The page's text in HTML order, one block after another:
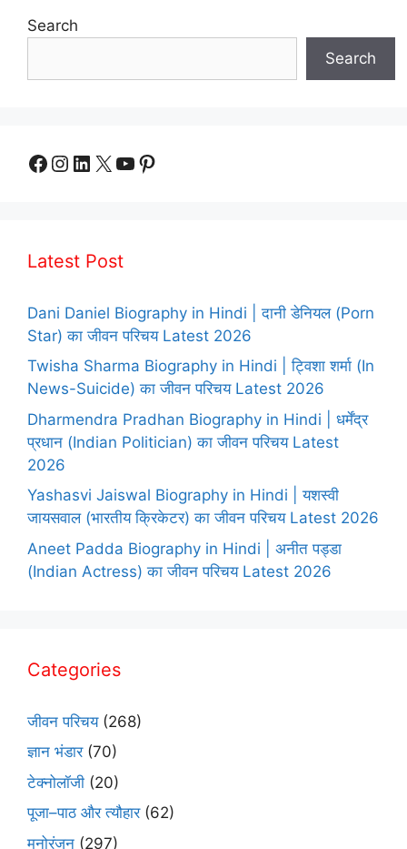
Search
Search
Facebook
Instagram
LinkedIn
X YouTube
Pinterest
Latest Post
Dani Daniel Biography in Hindi | दानी डेनियल (Porn
Star) का जीवन परिचय Latest 2026
Twisha Sharma Biography in Hindi | ट्विशा शर्मा (In
News-Suicide) का जीवन परिचय Latest 2026
Dharmendra Pradhan Biography in Hindi | धर्मेंद्र
प्रधान (Indian Politician) का जीवन परिचय Latest
2026
Yashasvi Jaiswal Biography in Hindi | यशस्वी
जायसवाल (भारतीय क्रिकेटर) का जीवन परिचय Latest 2026
Aneet Padda Biography in Hindi | अनीत पड्डा
(Indian Actress) का जीवन परिचय Latest 2026
Categories
जीवन परिचय(268)
ज्ञान भंडार(70)
टेक्नोलॉजी (20)
पूजा–पाठ और त्यौहार(62)
मनोरंजन (297)